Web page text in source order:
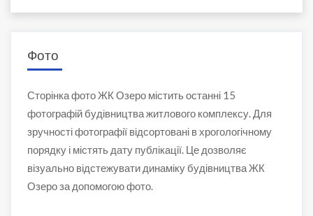
Фото
Сторінка фото ЖК Озеро містить останні 15
фотографій будівництва житлового комплексу. Для
зручності фотографії відсортовані в хрогологічному
порядку і містять дату публікації. Це дозволяє
візуально відстежувати динаміку будівництва ЖК
Озеро за допомогою фото.